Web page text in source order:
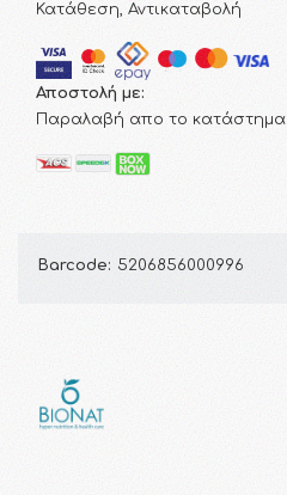
Κατάθεση, Αντικαταβολή
Αποστολή με:
Παραλαβή απο το κατάστημα
Barcode: 5206856000996